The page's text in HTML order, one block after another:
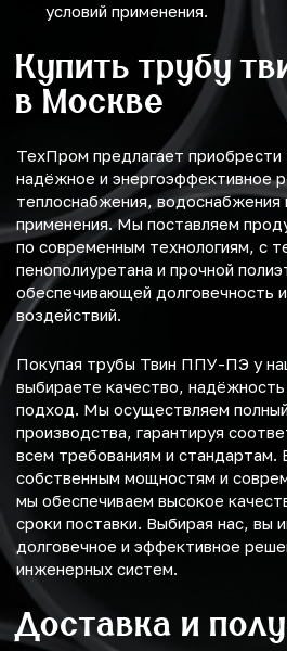
условий применения.
Купить трубу
в Москве
ТехПром предлагает
надёжное и энергоэффективное
теплоснабжения, водоснабжения
применения. Мы поставляем
по современным технологиям, с
пенополиуретана и прочной
обеспечивающей долговечность
воздействий.
Покупая трубы Твин ППУ-ПЭ у
выбираете качество,
подход. Мы осуществляем
производства, гарантируя
всем требованиям и стандартам.
собственным мощностям и
мы обеспечиваем высокое
сроки поставки. Выбирая нас, вы
долговечное и эффективное
инженерных систем.
Доставка и